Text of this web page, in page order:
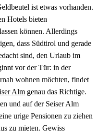
ist etwas vorhanden.
Hotels bieten
können. Allerdings
dass Südtirol und gerade
sind, den Urlaub im
vor der Tür: in der
wohnen möchten, findet
Alm genau das Richtige.
und auf der Seiser Alm
urige Pensionen zu ziehen
zu mieten. Gewiss